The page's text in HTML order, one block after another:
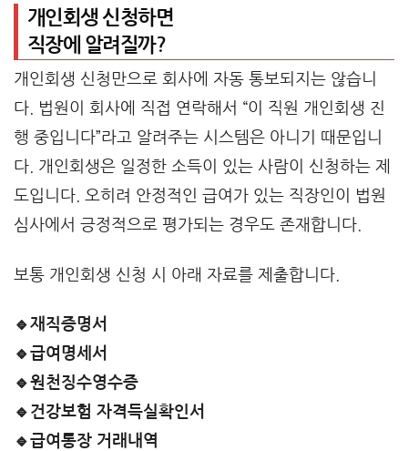
개인회생 신청하면
직장에 알려질까?
개인회생 신청만으로 회사에 자동 통보되지는 않습니
다. 법원이 회사에 직접 연락해서 “이 직원 개인회생 진
행 중입니다”라고 알려주는 시스템은 아니기 때문입니
다. 개인회생은 일정한 소득이 있는 사람이 신청하는 제
도입니다. 오히려 안정적인 급여가 있는 직장인이 법원
심사에서 긍정적으로 평가되는 경우도 존재합니다.
보통 개인회생 신청 시 아래 자료를 제출합니다.
🔹재직증명서
🔹급여명세서
🔹원천징수영수증
🔹 건강보험 자격득실확인서
🔹급여통장 거래내역